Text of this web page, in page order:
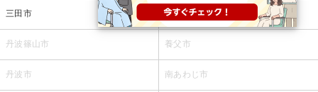
三田市 加西市
丹波篠山市 養父市
丹波市 南あわじ市